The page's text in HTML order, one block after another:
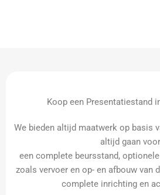
Koop een Presentatiestand
We bieden altijd maatwerk op basis
altijd gaan
een complete beursstand,
zoals vervoer en op- en afbouw van
complete inrichting en